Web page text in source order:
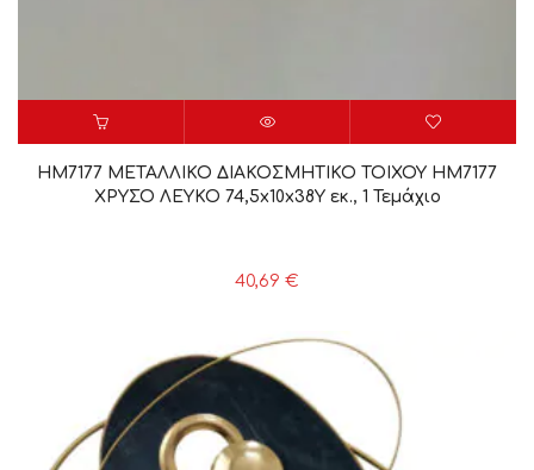
HM7177 ΜΕΤΑΛΛΙΚΟ ΔΙΑΚΟΣΜΗΤΙΚΟ ΤΟΙΧΟΥ HM7177
ΧΡΥΣΟ ΛΕΥΚΟ 74,5x10x38Y εκ., 1 Τεμάχιο
40,69 €